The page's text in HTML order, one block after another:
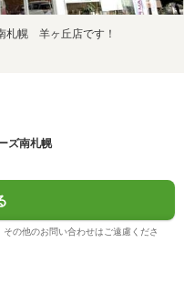
札幌 羊ヶ丘店です！
ズ南札幌
の他のお問い合わせはご遠慮くださ